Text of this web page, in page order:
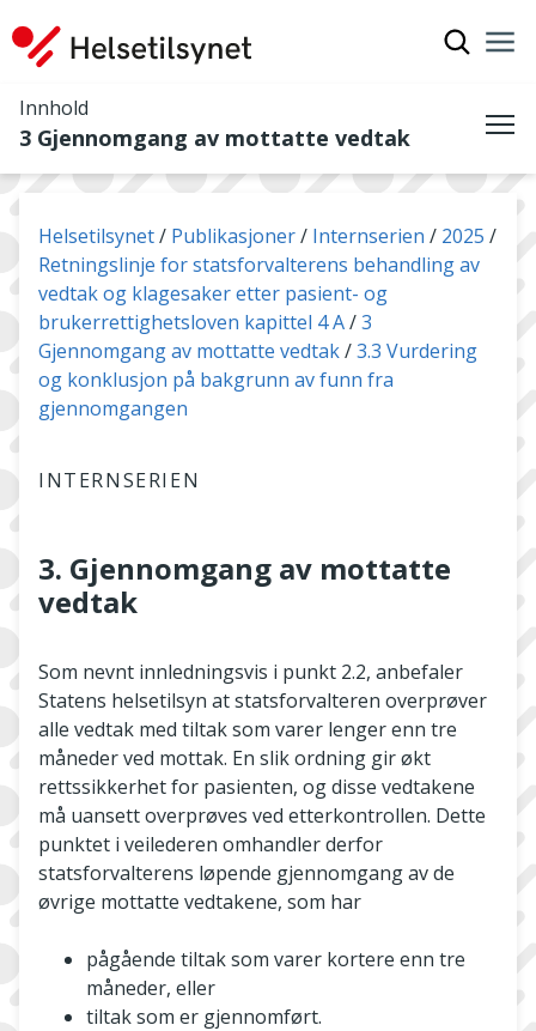
Innhold
3 Gjennomgang av mottatte vedtak
Du er her:
Helsetilsynet Publikasjoner Internserien
2025
Retningslinje for statsforvalterens behandling av
vedtak og klagesaker etter pasient- og
brukerrettighetsloven kapittel 4 A
3
Gjennomgang av mottatte vedtak
3.3 Vurdering
og konklusjon på bakgrunn av funn fra
gjennomgangen
INTERNSERIEN
3. Gjennomgang av mottatte
vedtak
Som nevnt innledningsvis i punkt 2.2, anbefaler
Statens helsetilsyn at statsforvalteren overprøver
alle vedtak med tiltak som varer lenger enn tre
måneder ved mottak. En slik ordning gir økt
rettssikkerhet for pasienten, og disse vedtakene
må uansett overprøves ved etterkontrollen. Dette
punktet i veilederen omhandler derfor
statsforvalterens løpende gjennomgang av de
øvrige mottatte vedtakene, som har
pågående tiltak som varer kortere enn tre
måneder, eller
tiltak som er gjennomført.